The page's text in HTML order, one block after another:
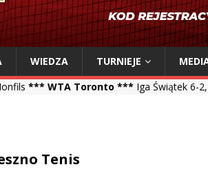
WIEDZA TURNIEJE
***Iga Świątek 6-2, 6-1 Viktorija
Tenis